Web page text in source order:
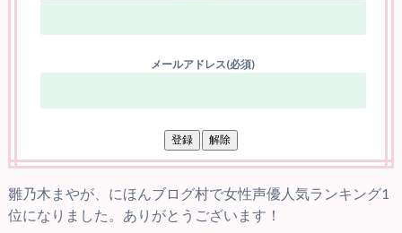
メールアドレス(必須)
雛乃木まやが、にほんブログ村で女性声優人気ランキング1
位になりました。ありがとうございます！